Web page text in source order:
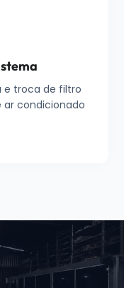
e troca de filtro
ar condicionado